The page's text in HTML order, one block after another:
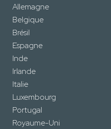
Allemagne
Belgique
Brésil
Espagne
Inde
Irlande
Italie
Luxembourg
Portugal
Royaume-Uni